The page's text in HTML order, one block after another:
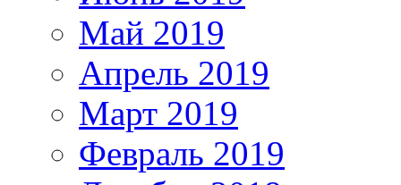
Май 2019
Апрель 2019
Март 2019
Февраль 2019